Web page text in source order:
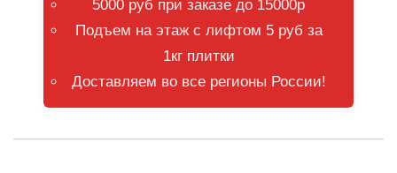
5000 руб при заказе до 15000р
Подъем на этаж с лифтом 5 руб за
1кг плитки
Доставляем во все регионы России!